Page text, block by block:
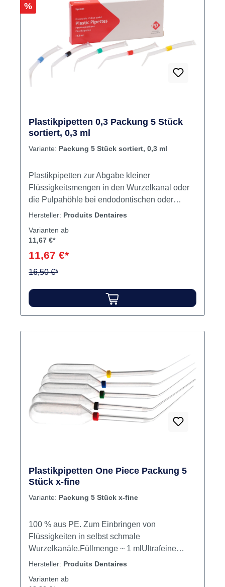
Rabatt
%
Plastikpipetten 0,3 Packung 5 Stück
sortiert, 0,3 ml
Variante: Packung 5 Stück sortiert, 0,3 ml
Plastikpipetten zur Abgabe kleiner
Flüssigkeitsmengen in den Wurzelkanal oder
die Pulpahöhle bei endodontischen oder
restaurativen Behandlungen. Die Abgabe der
insbesondere bei Lösungsmitteln für
Desobturator (Orangenöllösung) eine hohe
Präzision ermöglicht.Die Pipetten sind
Gebrauch mehrerer Pipetten gleichzeitig lässt
sich anhand der integrierten Ringfarbe die in
identifizieren.Es sind zwei Arten von Pipetten
Plastikpipetten. Sie unterscheiden sich durch
ihr Fassungsvermögen (0,3 ml bzw. 1 ml) und
die Dicke der Spitze (dünn bzw. ultradünn).
Inhalt Pipetten
Hersteller: Produits Dentaires
Varianten ab
11,67 €*
11,67 €*
16,50 €*
Plastikpipetten One Piece Packung 5
Stück x-fine
Variante: Packung 5 Stück x-fine
100 % aus PE. Zum Einbringen von
Flüssigkeiten in selbst schmale
Wurzelkanäle.Füllmenge ~ 1 mlUltrafeine
SpitzenFlexibel und Resistent zugleichSäure-
RingDie Pipetten können auch in einer 3 %
Hersteller: Produits Dentaires
Varianten ab